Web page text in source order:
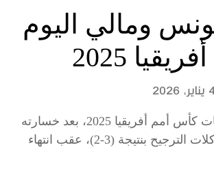
ومالي اليوم
2025
ودع المنتخب التونسي منافسات كأس أمم أفريقيا 2025، بعد خسارته
القاسية أمام نظيره المالي بركلات الترجيح بنتيجة (3-2)، عقب انتهاء